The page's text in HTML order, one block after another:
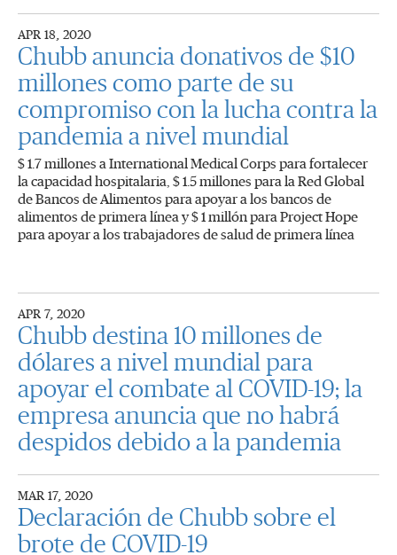
APR 18, 2020
Chubb anuncia donativos de $10
millones como parte de su
compromiso con la lucha contra la
pandemia a nivel mundial
$ 1.7 millones a International Medical Corps para fortalecer
la capacidad hospitalaria, $ 1.5 millones para la Red Global
de Bancos de Alimentos para apoyar a los bancos de
alimentos de primera línea y $ 1 millón para Project Hope
para apoyar a los trabajadores de salud de primera línea
APR 7, 2020
Chubb destina 10 millones de
dólares a nivel mundial para
apoyar el combate al COVID-19; la
empresa anuncia que no habrá
despidos debido a la pandemia
MAR 17, 2020
Declaración de Chubb sobre el
brote de COVID-19